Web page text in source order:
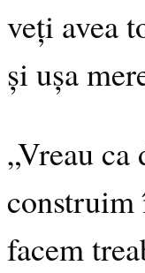
veți avea
și ușa
„Vreau ca
construim
facem